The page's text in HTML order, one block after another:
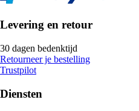
Levering en retour
30 dagen bedenktijd
Retourneer je bestelling
Trustpilot
Diensten